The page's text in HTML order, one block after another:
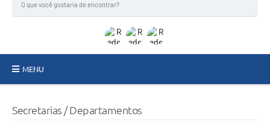
MENU
Secretarias / Departamentos